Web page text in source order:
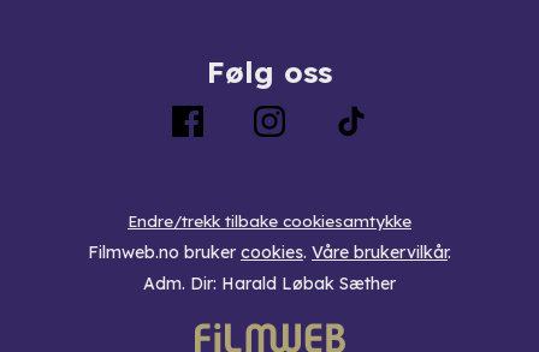
Følg oss
Endre/trekk tilbake cookiesamtykke
Filmweb.no bruker cookies. Våre brukervilkår.
Adm. Dir: Harald Løbak Sæther